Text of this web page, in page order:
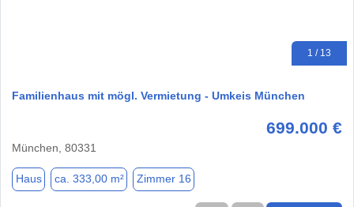
1 / 13
Familienhaus mit mögl. Vermietung - Umkeis München
699.000 €
München, 80331
Haus ca. 333,00 m² Zimmer 16